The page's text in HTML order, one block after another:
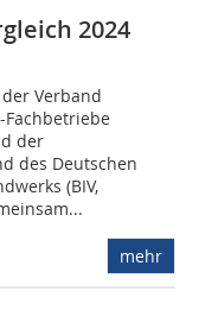
2024
Verband
Fachbetriebe
der
des Deutschen
(BIV,
mehr